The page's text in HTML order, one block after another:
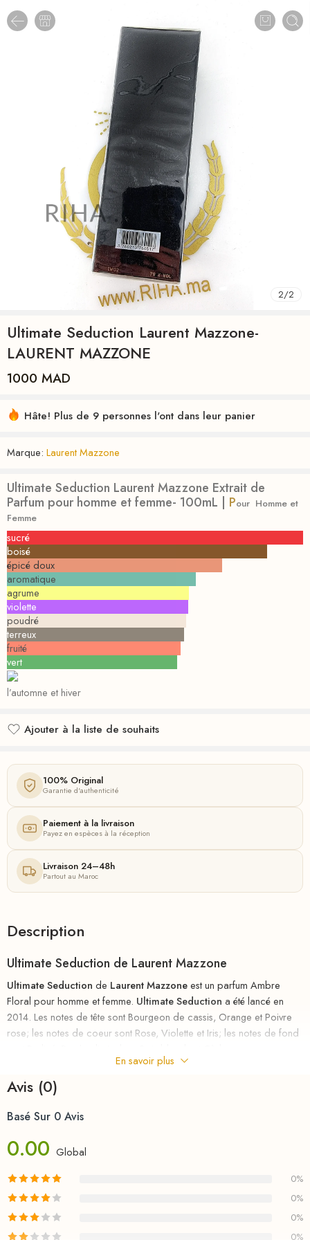
2/2
Ultimate Seduction Laurent Mazzone-
LAURENT MAZZONE
1000 MAD
Hâte! Plus de 9 personnes l'ont dans leur panier
Marque: Laurent Mazzone
Ultimate Seduction Laurent Mazzone Extrait de
Parfum pour homme et femme- 100mL | Pour Homme et
Femme
sucré
boisé
épicé doux
aromatique
agrume
violette
poudré
terreux
fruité
vert
l’automne et hiver
Ajouter à la liste de souhaits
100% Original
Garantie d'authenticité
Paiement à la livraison
Payez en espèces à la réception
Livraison 24–48h
Partout au Maroc
Description
Ultimate Seduction de Laurent Mazzone
Ultimate Seduction de Laurent Mazzoneest un parfum Ambre
Floral pour homme et femme. Ultimate Seduction a été lancé en
2014. Les notes de tête sont Bourgeon de cassis, Orange et Poivre
rose; les notes de coeur sont Rose, Violette et Iris; les notes de fond
riha.ma Description
Parfum
MAROC , le nouveau parfum d’un homme pleinement accompli.
Capable de surmonter tous les challenges, il ne prend jamais rien
pour acquis et continue obstinément de suivre le chemin qu’il s’est
tracé. Son credo : aller toujours plus loin.
S’il a souvent été qualifié de non conventionnel ou d’agitateur d’idée,
Ultimate Seduction
reste un des plus grands
couturiers et une véritable référence en parfumerie.
En savoir plus
Avis (0)
Basé Sur 0 Avis
0.00 Global
0%
0%
0%
0%